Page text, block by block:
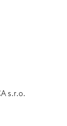
s.r.o.